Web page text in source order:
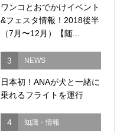
ワンコとおでかけイベント
&フェスタ情報！2018後半
（7月〜12月）【随...
3 NEWS
日本初！ANAが犬と一緒に
乗れるフライトを運行
4 知識・情報